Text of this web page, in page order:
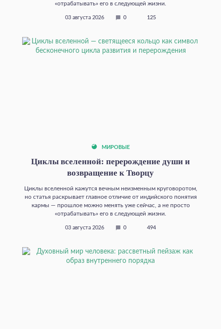
«отрабатывать» его в следующей жизни.
03 августа 2026 0 125
МИРОВЫЕ
Циклы вселенной: перерождение души и
возвращение к Творцу
Циклы вселенной кажутся вечным неизменным круговоротом,
но статья раскрывает главное отличие от индийского понятия
кармы — прошлое можно менять уже сейчас, а не просто
«отрабатывать» его в следующей жизни.
03 августа 2026 0 494